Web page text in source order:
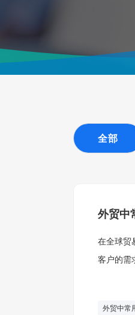
全部
外贸中
在全球贸
客户的需
外贸中常